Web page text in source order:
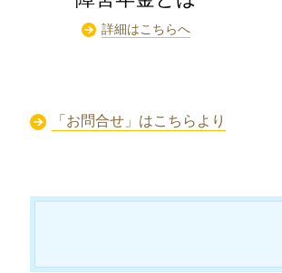
詳細はこちらへ
「お問合せ」はこちらより